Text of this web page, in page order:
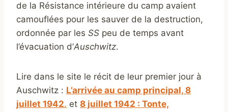
de la Résistance intérieure du camp avaient
camouflées pour les sauver de la destruction,
ordonnée par les SS peu de temps avant
l’évacuation d’Auschwitz.
Lire dans le site le récit de leur premier jour à
Auschwitz : L’arrivée au camp principal, 8
juillet 1942. et 8 juillet 1942 : Tonte,